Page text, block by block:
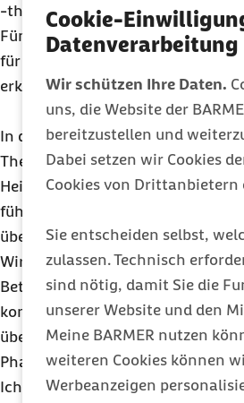
Cookie-
Datenverarbeitung
Wir schützen Ihre Daten.
uns, die Website der
bereitzustellen und
Dabei setzen wir Cookies
Cookies von Drittanbietern
Sie entscheiden selbst,
zulassen. Technisch
sind nötig, damit Sie die
unserer Website und den
Meine BARMER nutzen
weiteren Cookies können
Werbeanzeigen
-therapie ein. Das heißt, wir
Fünfzehntel unserer
für ein Problem auf, an dem die
erkrankt und ein Viertel von uns
In der Regel ist es jedoch so, dass
Therapien – insbesondere
Heilungen führen –
führen meiner Meinung nach also
über die Höhe der Kosten,
Wirksamkeit der Therapien.
Betrachtung aus meiner Sicht
konzentrieren. Dies bedeutet
überhöhten Gewinnerwartungen
Pharmabereich hier das Wort
Ich freue mich in erster Linie,